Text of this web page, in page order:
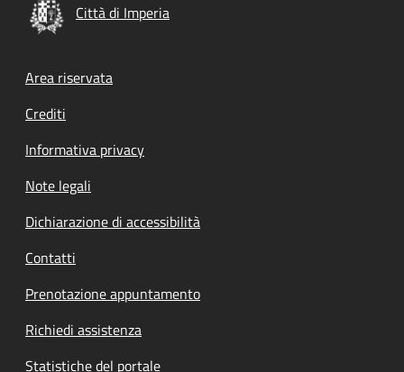
Città di Imperia
Footer menu
Area riservata
Crediti
Informativa privacy
Note legali
Dichiarazione di accessibilità
Contatti
Prenotazione appuntamento
Richiedi assistenza
Statistiche del portale